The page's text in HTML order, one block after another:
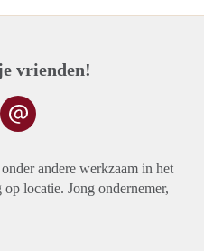
vrienden!
andere werkzaam in het
locatie. Jong ondernemer,